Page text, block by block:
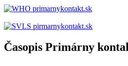
Časopis Primárny